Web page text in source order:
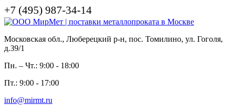
+7 (495) 987-34-14
Московская обл., Люберецкий р-н, пос. Томилино, ул. Гоголя,
д.39/1
Пн. – Чт.: 9:00 - 18:00
Пт.: 9:00 - 17:00
info@mirmt.ru